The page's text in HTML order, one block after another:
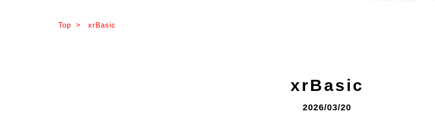
Top > xrBasic
xrBasic
2026/03/20